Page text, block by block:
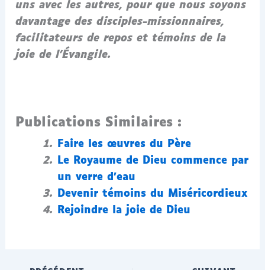
uns avec les autres, pour que nous soyons
davantage des disciples-missionnaires,
facilitateurs de repos et témoins de la
joie de l’Évangile.
Publications Similaires :
Faire les œuvres du Père
Le Royaume de Dieu commence par
un verre d’eau
Devenir témoins du Miséricordieux
Rejoindre la joie de Dieu